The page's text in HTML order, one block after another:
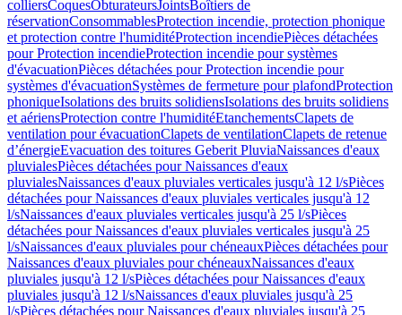
colliersCoquesObturateursJointsBoîtiers de
réservationConsommablesProtection incendie, protection phonique
et protection contre l'humiditéProtection incendiePièces détachées
pour Protection incendieProtection incendie pour systèmes
d'évacuationPièces détachées pour Protection incendie pour
systèmes d'évacuationSystèmes de fermeture pour plafondProtection
phoniqueIsolations des bruits solidiensIsolations des bruits solidiens
et aériensProtection contre l'humiditéEtanchementsClapets de
ventilation pour évacuationClapets de ventilationClapets de retenue
d’énergieEvacuation des toitures Geberit PluviaNaissances d'eaux
pluvialesPièces détachées pour Naissances d'eaux
pluvialesNaissances d'eaux pluviales verticales jusqu'à 12 l/sPièces
détachées pour Naissances d'eaux pluviales verticales jusqu'à 12
l/sNaissances d'eaux pluviales verticales jusqu'à 25 l/sPièces
détachées pour Naissances d'eaux pluviales verticales jusqu'à 25
l/sNaissances d'eaux pluviales pour chéneauxPièces détachées pour
Naissances d'eaux pluviales pour chéneauxNaissances d'eaux
pluviales jusqu'à 12 l/sPièces détachées pour Naissances d'eaux
pluviales jusqu'à 12 l/sNaissances d'eaux pluviales jusqu'à 25
l/sPièces détachées pour Naissances d'eaux pluviales jusqu'à 25